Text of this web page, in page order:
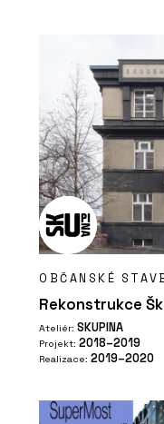
OBČANSKÉ
Rekonstrukce
Ateliér: SKUPINA
Projekt: 2018–2019
Realizace: 2019–2020